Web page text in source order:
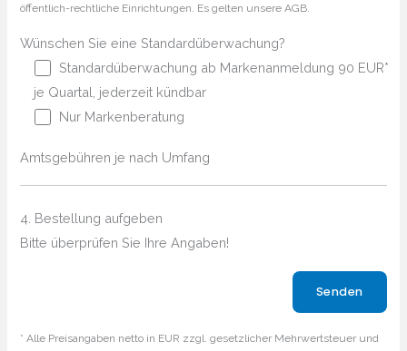
öffentlich-rechtliche Einrichtungen. Es gelten unsere AGB.
Wünschen Sie eine Standardüberwachung?
Standardüberwachung ab Markenanmeldung 90 EUR*
je Quartal, jederzeit kündbar
Nur Markenberatung
Amtsgebühren je nach Umfang
4. Bestellung aufgeben
Bitte überprüfen Sie Ihre Angaben!
* Alle Preisangaben netto in EUR zzgl. gesetzlicher Mehrwertsteuer und